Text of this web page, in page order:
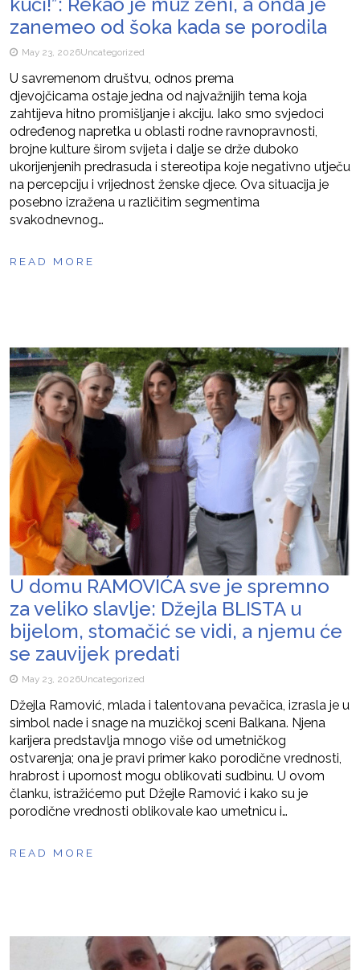
zanemeo od šoka kada se porodila
May 23, 2026Uncategorized
U savremenom društvu, odnos prema
djevojčicama ostaje jedna od najvažnijih tema koja
zahtijeva hitno promišljanje i akciju. Iako smo svjedoci
određenog napretka u oblasti rodne ravnopravnosti,
brojne kulture širom svijeta i dalje se drže duboko
ukorijenjenih predrasuda i stereotipa koje negativno utječu
na percepciju i vrijednost ženske djece. Ova situacija je
posebno izražena u različitim segmentima
svakodnevnog…
READ MORE
U domu RAMOVIĆA sve je spremno
za veliko slavlje: Džejla BLISTA u
bijelom, stomačić se vidi, a njemu će
se zauvijek predati
May 23, 2026Uncategorized
Džejla Ramović, mlada i talentovana pevačica, izrasla je u
simbol nade i snage na muzičkoj sceni Balkana. Njena
karijera predstavlja mnogo više od umetničkog
ostvarenja; ona je pravi primer kako porodične vrednosti,
hrabrost i upornost mogu oblikovati sudbinu. U ovom
članku, istražićemo put Džejle Ramović i kako su je
porodične vrednosti oblikovale kao umetnicu i…
READ MORE